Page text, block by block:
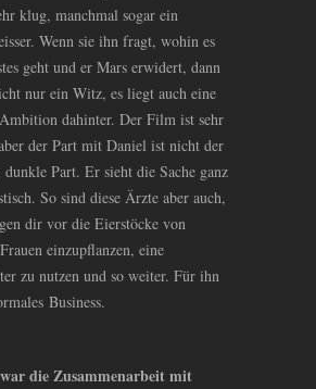
klug, manchmal sogar ein
Wenn sie ihn fragt, wohin es
geht und er Mars erwidert, dann
nur ein Witz, es liegt auch eine
dahinter. Der Film ist sehr
der Part mit Daniel ist nicht der
dunkle Part. Er sieht die Sache ganz
So sind diese Ärzte aber auch,
dir vor die Eierstöcke von
einzupflanzen, eine
zu nutzen und so weiter. Für ihn
Business.
die Zusammenarbeit mit